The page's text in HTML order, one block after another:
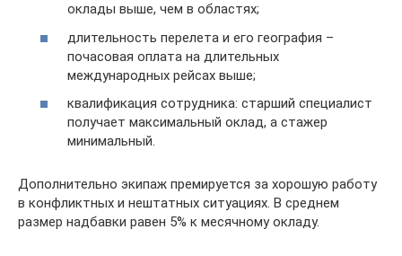
оклады выше, чем в областях;
длительность перелета и его география –
почасовая оплата на длительных
международных рейсах выше;
квалификация сотрудника: старший специалист
получает максимальный оклад, а стажер
минимальный.
Дополнительно экипаж премируется за хорошую работу
в конфликтных и нештатных ситуациях. В среднем
размер надбавки равен 5% к месячному окладу.